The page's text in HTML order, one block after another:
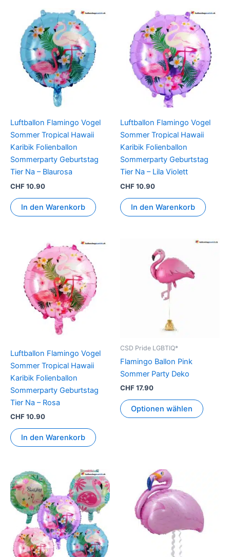
Luftballon Flamingo Vogel
Sommer Tropical Hawaii
Karibik Folienballon
Sommerparty Geburtstag
Tier Na – Blaurosa
CHF10.90
In den Warenkorb
Luftballon Flamingo Vogel
Sommer Tropical Hawaii
Karibik Folienballon
Sommerparty Geburtstag
Tier Na – Lila Violett
CHF10.90
In den Warenkorb
Luftballon Flamingo Vogel
Sommer Tropical Hawaii
Karibik Folienballon
Sommerparty Geburtstag
Tier Na – Rosa
CHF10.90
In den Warenkorb
CSD Pride LGBTIQ*
Flamingo Ballon Pink
Sommer Party Deko
CHF17.90
Optionen wählen
Dieses
Produkt
weist
mehrere
Varianten
auf.
Die